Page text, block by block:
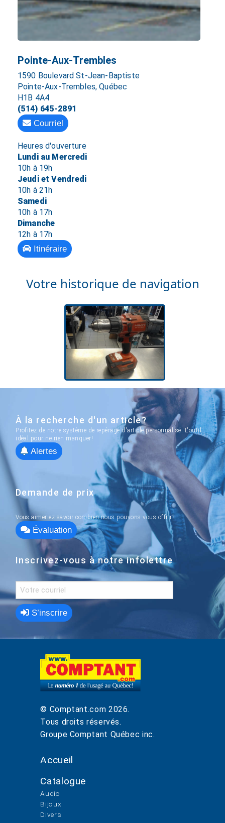
Pointe-Aux-Trembles
1590 Boulevard St-Jean-Baptiste
Pointe-Aux-Trembles, Québec
H1B 4A4
(514) 645-2891
Courriel
Heures d'ouverture
Lundi au Mercredi
10h à 19h
Jeudi et Vendredi
10h à 21h
Samedi
10h à 17h
Dimanche
12h à 17h
Itinéraire
Votre historique de navigation
À la recherche d'un article?
Profitez de notre système de repérage d'article personnalisé. L'outil
idéal pour ne rien manquer!
Alertes
Demande de prix
Vous aimeriez savoir combien nous pouvons vous offrir?
Évaluation
Inscrivez-vous à notre infolettre
S’inscrire
© Comptant.com 2026.
Tous droits réservés.
Groupe Comptant Québec inc.
Accueil
Catalogue
Audio
Bijoux
Divers